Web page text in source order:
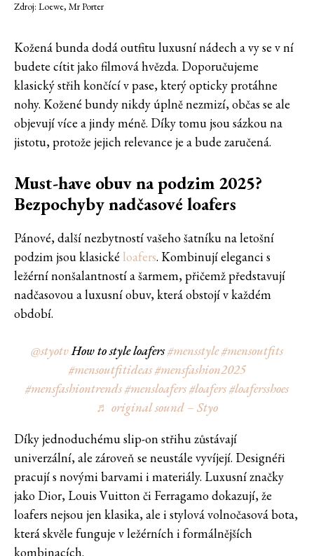
Zdroj: Loewe, Mr Porter
Kožená bunda dodá outfitu luxusní nádech a vy se v ní
budete cítit jako filmová hvězda. Doporučujeme
klasický střih končící v pase, který opticky protáhne
nohy. Kožené bundy nikdy úplně nezmizí, občas se ale
objevují více a jindy méně. Díky tomu jsou sázkou na
jistotu, protože jejich relevance je a bude zaručená.
Must-have obuv na podzim 2025?
Bezpochyby nadčasové loafers
Pánové, další nezbytností vašeho šatníku na letošní
podzim jsou klasické loafers. Kombinují eleganci s
ležérní nonšalantností a šarmem, přičemž představují
nadčasovou a luxusní obuv, která obstojí v každém
období.
@styotvHow to style loafers#mensstyle#mensoutfits
#mensoutfitideas#mensfashion2025
#mensfashiontrends#mensloafers#loafers#loafersshoes
♬ original sound – Styo
Díky jednoduchému slip-on střihu zůstávají
univerzální, ale zároveň se neustále vyvíjejí. Designéři
pracují s novými barvami i materiály. Luxusní značky
jako Dior, Louis Vuitton či Ferragamo dokazují, že
loafers nejsou jen klasika, ale i stylová volnočasová bota,
která skvěle funguje v ležérních i formálnějších
kombinacích.